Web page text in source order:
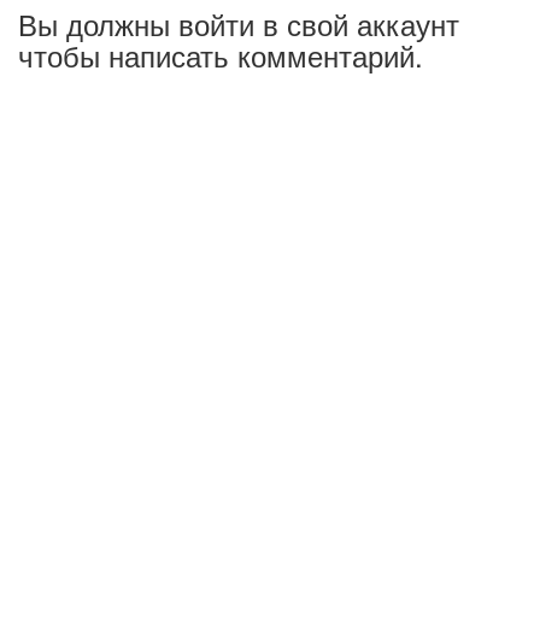
Вы должны войти в свой аккаунт
чтобы написать комментарий.